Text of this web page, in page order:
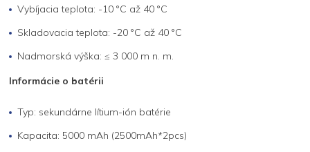
Vybíjacia teplota: -10 °C až 40 °C
Skladovacia teplota: -20 °C až 40 °C
Nadmorská výška: ≤ 3 000 m n. m.
Informácie o batérii
Typ: sekundárne lítium-ión batérie
Kapacita: 5000 mAh (2500mAh*2pcs)